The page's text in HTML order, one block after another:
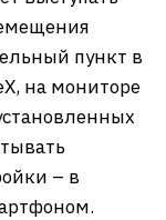
пункт в
на мониторе
– в